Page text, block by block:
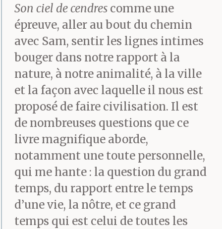
Dans le jardin les
branches qui s’enlacent
dessinent des
croisillons sur ton front.
Absurde, ce mausolée de
tissus et de feuilles,
quadrillage d’épines,
herbes enchevêtrées,
bruits de vidange
Son ciel de cendres comme une
épreuve, aller au bout du chemin
avec Sam, sentir les lignes intimes
bouger dans notre rapport à la
nature, à notre animalité, à la ville
et la façon avec laquelle il nous est
proposé de faire civilisation. Il est
de nombreuses questions que ce
livre magnifique aborde,
notamment une toute personnelle,
qui me hante : la question du grand
temps, du rapport entre le temps
d’une vie, la nôtre, et ce grand
temps qui est celui de toutes les